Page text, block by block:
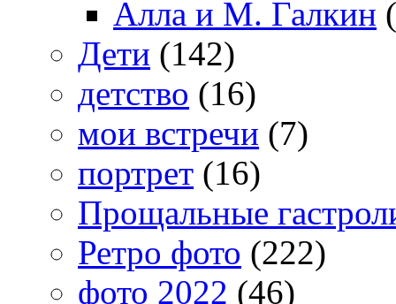
Алла и М. Галкин
Дети (142)
детство (16)
мои встречи (7)
портрет (16)
Прощальные
Ретро фото (222)
фото 2022 (46)